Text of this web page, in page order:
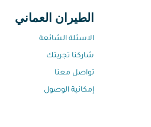
الطيران العماني
الاسئلة الشائعة
شاركنا تجربتك
تواصل معنا
إمكانية الوصول